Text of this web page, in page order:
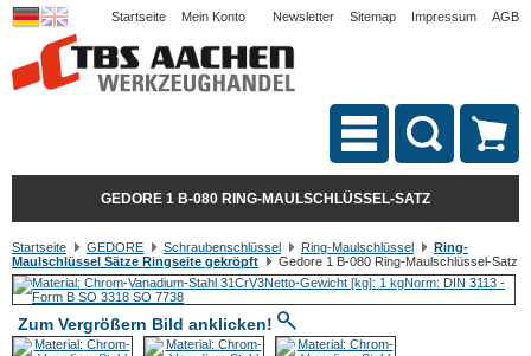
Startseite Mein Konto Newsletter Sitemap Impressum AGB
GEDORE 1 B-080 RING-MAULSCHLÜSSEL-SATZ
Startseite GEDORE Schraubenschlüssel Ring-Maulschlüssel
Ring-
Maulschlüssel Sätze Ringseite gekröpft
Gedore 1 B-080 Ring-Maulschlüssel-Satz
Zum Vergrößern Bild anklicken!